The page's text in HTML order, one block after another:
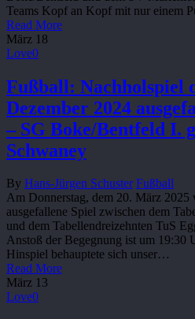
Teams Kopf an Kopf mit nur einem
Read More
März 18
Love0
Fußball: Nachholspiel
Dezember 2024
– SG Boke/Bentfeld I.
Schwaney
By Hans-Jürgen Schuster Fußball
Am Donnerstag, dem 20. März 2025
ausgefallene Spiel zwischen dem
und dem Tabellendreizehnten TuS
Anstoß der Begegnung ist um 19:30
Hinspiel behauptete sich unser…
Read More
März 13
Love0